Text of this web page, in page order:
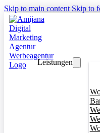
Skip to main content Skip to
Leistungen